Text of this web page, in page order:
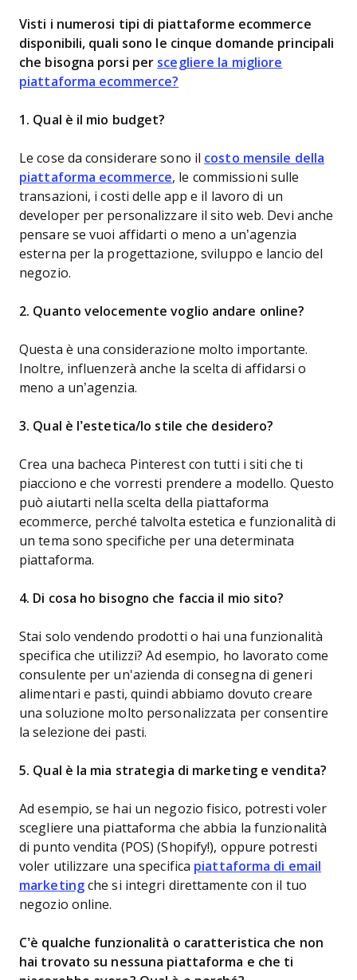
Visti i numerosi tipi di piattaforme ecommerce
disponibili, quali sono le cinque domande principali
che bisogna porsi per scegliere la migliore
piattaforma ecommerce?
1. Qual è il mio budget?
Le cose da considerare sono il costo mensile della
piattaforma ecommerce, le commissioni sulle
transazioni, i costi delle app e il lavoro di un
developer per personalizzare il sito web. Devi anche
pensare se vuoi affidarti o meno a un’agenzia
esterna per la progettazione, sviluppo e lancio del
negozio.
2. Quanto velocemente voglio andare online?
Questa è una considerazione molto importante.
Inoltre, influenzerà anche la scelta di affidarsi o
meno a un’agenzia.
3. Qual è l’estetica/lo stile che desidero?
Crea una bacheca Pinterest con tutti i siti che ti
piacciono e che vorresti prendere a modello. Questo
può aiutarti nella scelta della piattaforma
ecommerce, perché talvolta estetica e funzionalità di
un tema sono specifiche per una determinata
piattaforma.
4. Di cosa ho bisogno che faccia il mio sito?
Stai solo vendendo prodotti o hai una funzionalità
specifica che utilizzi? Ad esempio, ho lavorato come
consulente per un'azienda di consegna di generi
alimentari e pasti, quindi abbiamo dovuto creare
una soluzione molto personalizzata per consentire
la selezione dei pasti.
5. Qual è la mia strategia di marketing e vendita?
Ad esempio, se hai un negozio fisico, potresti voler
scegliere una piattaforma che abbia la funzionalità
di punto vendita (POS) (Shopify!), oppure potresti
voler utilizzare una specifica piattaforma di email
marketingche si integri direttamente con il tuo
negozio online.
C’è qualche funzionalità o caratteristica che non
hai trovato su nessuna piattaforma e che ti